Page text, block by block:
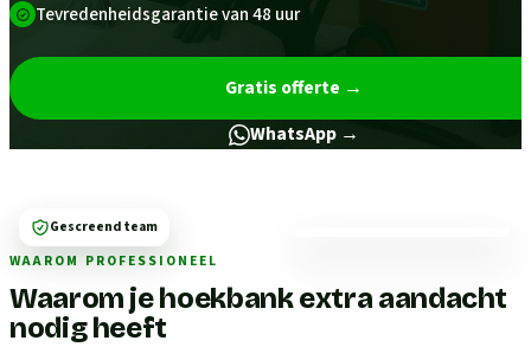
Tevredenheidsgarantie van 48 uur
Gratis offerte →
WhatsApp →
WAAROM PROFESSIONEEL
Waarom je hoekbank extra aandacht
nodig heeft
Gescreend team